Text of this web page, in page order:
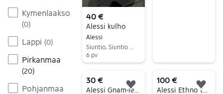
Kymenlaakso
(0)
Lappi (0)
Pirkanmaa
(20)
Pohjanmaa
40 €
Alessi kulho
Alessi
6 pv
30 €
Lisää suosikiksi.
100 €
Alessi Ethno teräskulho